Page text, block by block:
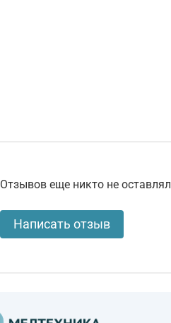
Отзывов еще никто не оставлял
Написать отзыв